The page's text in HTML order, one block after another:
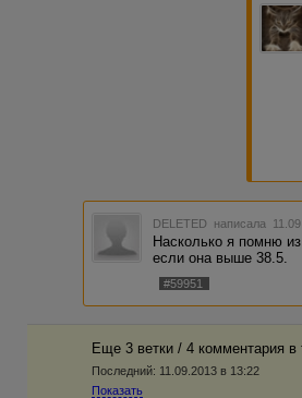
DELETED написала
Насколько я помню
если она выше 38.5.
#59951
Еще 3 ветки / 4 комментария в
Последний: 11.09.2013 в 13:22
Показать